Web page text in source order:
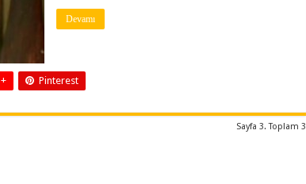
Devamı
Pinterest
Sayfa 3. Toplam 3